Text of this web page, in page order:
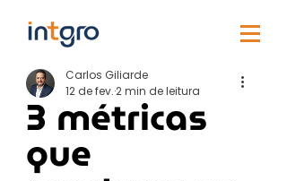
3 métricas
que
Carlos Giliarde
12 de fev.2 min de leitura